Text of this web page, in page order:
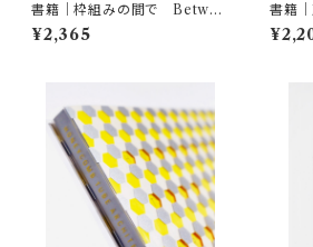
書籍｜枠組みの間で Betwee
n the Frames / Muntadas
¥2,365
書籍
の宇
くり方